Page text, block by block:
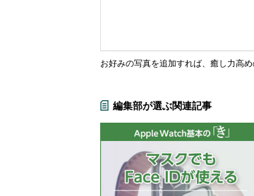
お好みの写真を追加すれば、癒し力高
編集部が選ぶ関連記事